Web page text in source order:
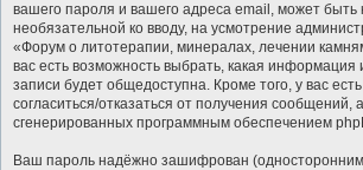
вашего пароля и вашего адреса email, может быть
необязательной ко вводу, на усмотрение
«Форум о литотерапии, минералах, лечении
вас есть возможность выбрать, какая информация
записи будет общедоступна. Кроме того, у вас
согласиться/отказаться от получения сообщений,
сгенерированных программным обеспечением
Ваш пароль надёжно зашифрован